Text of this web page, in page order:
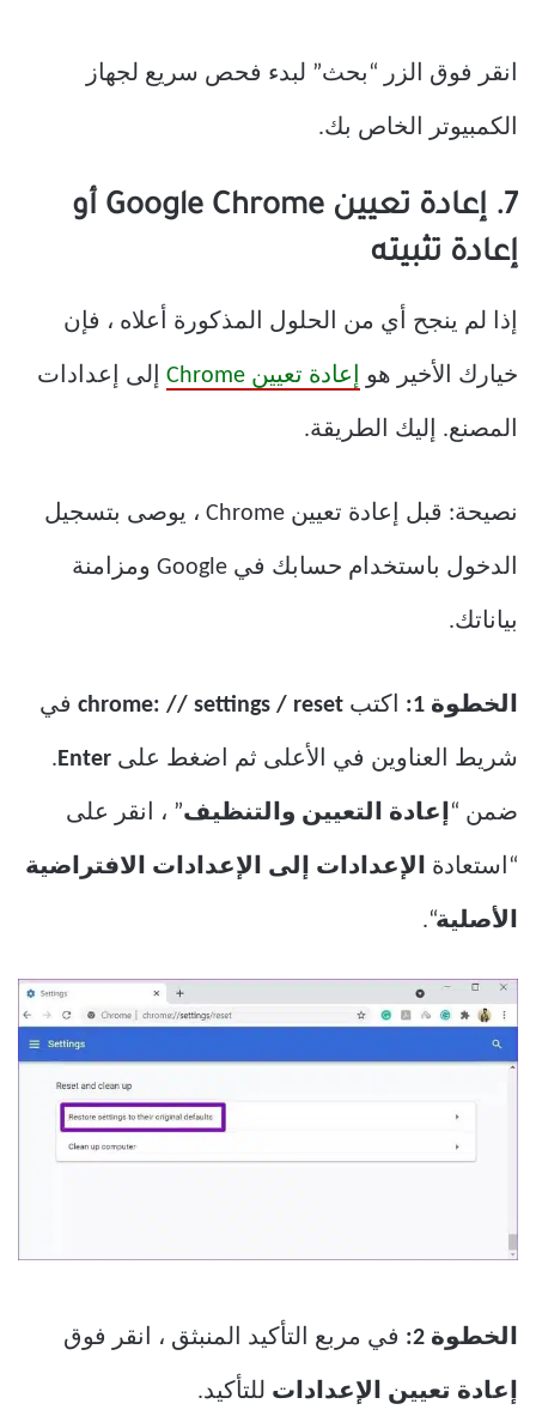
انقر فوق الزر “بحث” لبدء فحص سريع لجهاز
الكمبيوتر الخاص بك.
7. إعادة تعيين Google Chrome أو
إعادة تثبيته
إذا لم ينجح أي من الحلول المذكورة أعلاه ، فإن
خيارك الأخير هو إعادة تعيين Chrome إلى إعدادات
المصنع. إليك الطريقة.
نصيحة: قبل إعادة تعيين Chrome ، يوصى بتسجيل
الدخول باستخدام حسابك في Google ومزامنة
بياناتك.
الخطوة 1: اكتب chrome: // settings / reset في
شريط العناوين في الأعلى ثم اضغط على Enter
.
ضمن “إعادة التعيين والتنظيف” ، انقر على
“استعادة الإعدادات إلى الإعدادات الافتراضية
الأصلية“.
الخطوة 2: في مربع التأكيد المنبثق ، انقر فوق
إعادة تعيين الإعدادات للتأكيد.